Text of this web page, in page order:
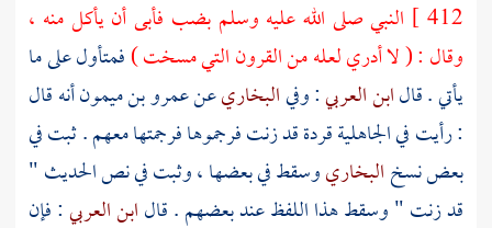
412 ] النبي صلى الله عليه وسلم بضب فأبى أن يأكل منه ،
وقال : ( لا أدري لعله من القرون التي مسخت )فمتأول على ما
يأتي . قالابن العربي: وفيالبخاريعنعمرو بن ميمونأنه قال
: رأيت في الجاهلية قردة قد زنت فرجموها فرجمتها معهم . ثبت في
بعض نسخالبخاريوسقط في بعضها ، وثبت في نص الحديث "
قد زنت " وسقط هذا اللفظ عند بعضهم . قالابن العربي: فإن